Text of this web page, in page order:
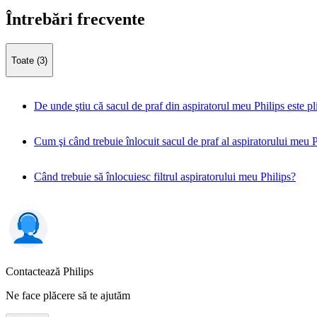
Întrebări frecvente
Toate (3)
De unde ştiu că sacul de praf din aspiratorul meu Philips este
Cum şi când trebuie înlocuit sacul de praf al aspiratorului meu
Când trebuie să înlocuiesc filtrul aspiratorului meu Philips?
Contactează Philips
Ne face plăcere să te ajutăm